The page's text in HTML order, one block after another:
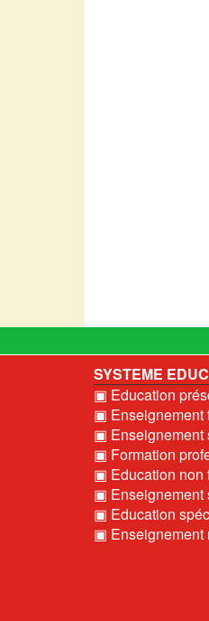
SYSTEME
▣ Education
▣ Enseignement
▣ Enseignement
▣ Formation
▣ Education non
▣ Enseignement
▣ Education
▣ Enseignement